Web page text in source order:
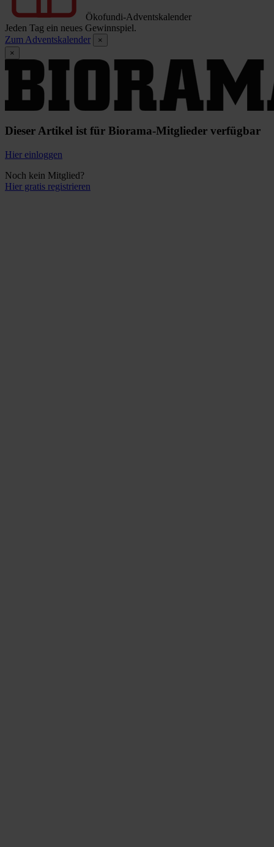
Ökofundi-Adventskalender
Jeden Tag ein neues Gewinnspiel.
Zum Adventskalender
×
×
Dieser Artikel ist für Biorama-Mitglieder verfügbar
Hier einloggen
Noch kein Mitglied?
Hier gratis registrieren